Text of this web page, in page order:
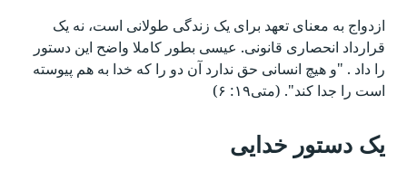
ازدواج به معنای تعهد برای یک زندگی طولانی است، نه یک
قرارداد انحصاری قانونی. عیسی بطور کاملا واضح این دستور
را داد . "و هیچ انسانی حق ندارد آن دو را که خدا به هم پیوسته
است را جدا کند". (متی۱۹: ۶)
یک دستور خدایی